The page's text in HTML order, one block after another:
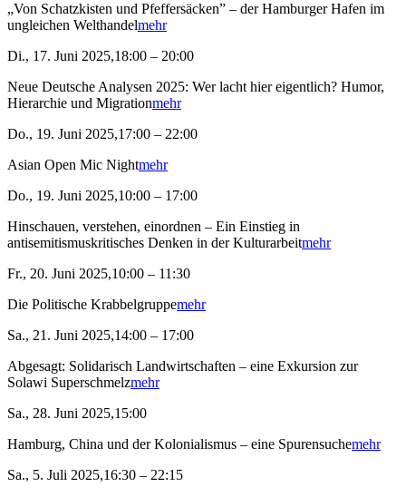
„Von Schatzkisten und Pfeffersäcken” – der Hamburger Hafen im
ungleichen Welthandelmehr
Di., 17. Juni 2025,18:00 – 20:00
Neue Deutsche Analysen 2025: Wer lacht hier eigentlich? Humor,
Hierarchie und Migrationmehr
Do., 19. Juni 2025,17:00 – 22:00
Asian Open Mic Nightmehr
Do., 19. Juni 2025,10:00 – 17:00
Hinschauen, verstehen, einordnen – Ein Einstieg in
antisemitismuskritisches Denken in der Kulturarbeitmehr
Fr., 20. Juni 2025,10:00 – 11:30
Die Politische Krabbelgruppemehr
Sa., 21. Juni 2025,14:00 – 17:00
Abgesagt: Solidarisch Landwirtschaften – eine Exkursion zur
Solawi Superschmelzmehr
Sa., 28. Juni 2025,15:00
Hamburg, China und der Kolonialismus – eine Spurensuchemehr
Sa., 5. Juli 2025,16:30 – 22:15